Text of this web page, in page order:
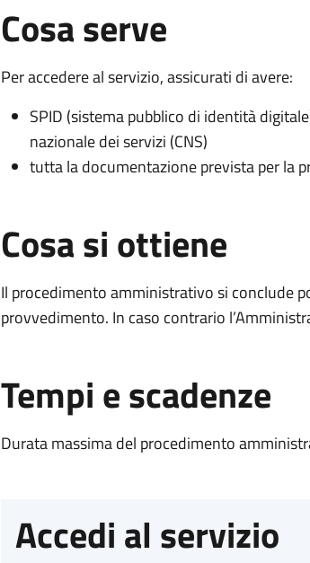
Cosa serve
Per accedere al servizio, assicurati di avere:
SPID (sistema pubblico di identità
nazionale dei servizi (CNS)
tutta la documentazione prevista per la
Cosa si ottiene
Il procedimento amministrativo si conclude
provvedimento. In caso contrario
Tempi e scadenze
Durata massima del procedimento
Accedi al servizio